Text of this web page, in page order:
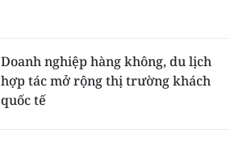
Doanh nghiệp hàng không, du lịch
hợp tác mở rộng thị trường khách
quốc tế